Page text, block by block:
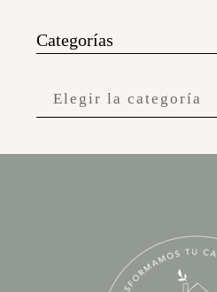
Categorías